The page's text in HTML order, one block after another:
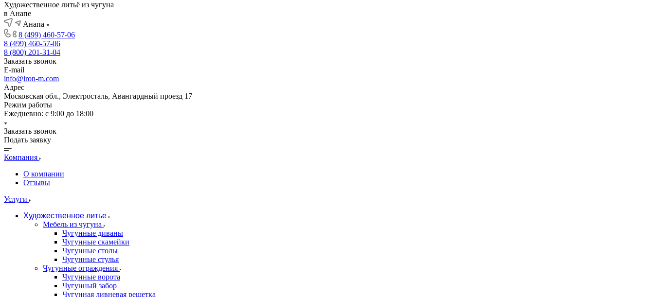
Художественное литьё из чугуна
в Анапе
Анапа
8 (499) 460-57-06
8 (499) 460-57-06
8 (800) 201-31-04
Заказать звонок
E-mail
info@iron-m.com
Адрес
Московская обл., Электросталь, Авангардный проезд 17
Режим работы
Ежедневно: с 9:00 до 18:00
Заказать звонок
Подать заявку
Компания
О компании
Отзывы
Услуги
Художественное литье
Мебель из чугуна
Чугунные диваны
Чугунные скамейки
Чугунные столы
Чугунные стулья
Чугунные ограждения
Чугунные ворота
Чугунный забор
Чугунная ливневая решетка